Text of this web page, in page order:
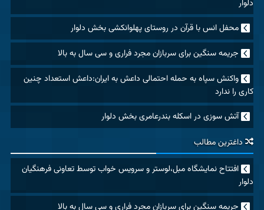
دلوار
محفل انس با قرآن در روستای پهلوانکشی بخش دلوار
جریمه سنگین برای سربازان مجرد فراری و سی سال به بالا
واکنش سپاه به حمله احتمالی داعش به ایران:داعش استعداد چنین
کاری را ندارد
آتش سوزی در اسکله بندرعامری بخش دلوار
داغترین مطالب
افتتاح نمایشگاه مبل،لوستر و سرویس خواب توسط تعاونی فرهنگیان
دلوار
جریمه سنگین برای سربازان مجرد فراری و سی سال به بالا